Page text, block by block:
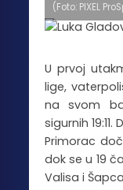
(Foto: PIXEL
U prvoj
lige,
na svom
sigurnih
Primorac
dok se u 19
Valisa i